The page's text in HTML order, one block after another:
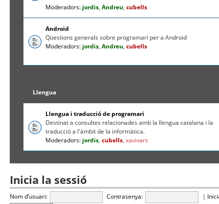
Moderadors: jordis,Andreu,cubells
Android
Qüestions generals sobre programari per a Android
Moderadors: jordis,Andreu,cubells
Llengua
Llengua i traducció de programari
Destinat a consultes relacionades amb la llengua catalana i la
traducció a l'àmbit de la informàtica.
Moderadors: jordis,cubells,xavivars
Inicia la sessió
Nom d’usuari: Contrasenya: |